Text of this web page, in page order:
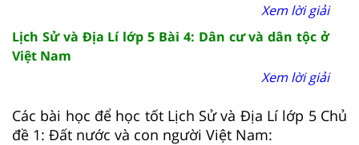
Xem lời giải
Lịch Sử và Địa Lí lớp 5 Bài 4: Dân cư và dân tộc ở
Việt Nam
Xem lời giải
Các bài học để học tốt Lịch Sử và Địa Lí lớp 5 Chủ
đề 1: Đất nước và con người Việt Nam: